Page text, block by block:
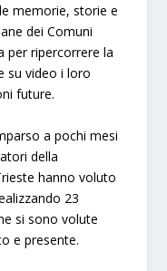
memorie, storie e
dei Comuni
per ripercorrere la
su video i loro
future.
a pochi mesi
della
hanno voluto
23
si sono volute
e presente.